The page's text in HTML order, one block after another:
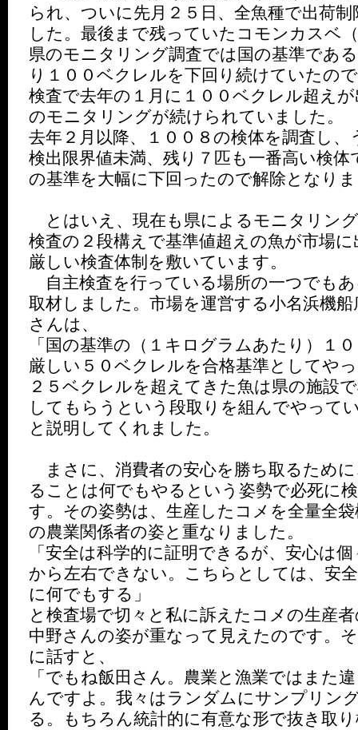
られ、ついに先月２５日、全魚種で出荷
した。最後まで残っていたコモンカスベ
県のモニタリング調査では国の基準であ
り１００ベクレルを下回り続けていたの
検査で去年の１月に１００ベクレル超え
のモニタリングが続けられていました。
去年２月以降、１００８の検体を調査し、
検出限界値未満、残り７匹も一番高い検
の基準を大幅に下回ったので解除となり
とはいえ、現在も県によるモニタリン
検査の２段構えで基準値超えの魚が市場
厳しい検査体制を敷いています。
自主検査を行っている場所の一つでもあ
取材しました。市場を運営する小名浜機
さんは、
「国の基準の（１キログラムあたり）１
厳しい５０ベクレルを合格基準としてや
２５ベクレルを超えてきた魚は県の施設
してもらうという段取りを組んでやって
と説明してくれました。
まさに、消費者の安心を勝ち取るため
ることは何でもやるという姿勢で必死に
す。その姿勢は、生産したコメを全量全
の農業関係者の姿と重なりました。
「安全は科学的に証明できるが、安心は
から左右できない。こちらとしては、安
に何でもする」
と検査場で切々と私に訴えたコメの生産
中野さんの姿が重なって見えたのです。
に話すと、
「でもね飯田さん。農業と漁業ではまた
んですよ。我々はランダムにサンプリン
る。もちろん統計的に有意な形で抜き取